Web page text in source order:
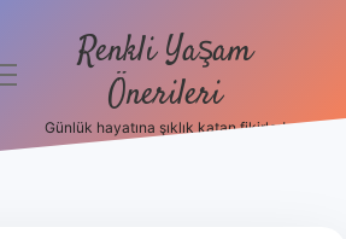
Renkli Yaşam
Önerileri
Günlük hayatına şıklık katan fikirler!